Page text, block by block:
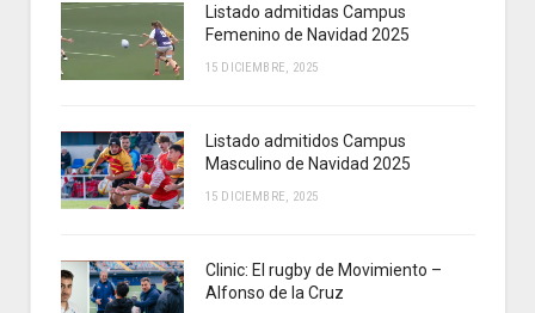
Listado admitidas Campus
Femenino de Navidad 2025
15 DICIEMBRE, 2025
Listado admitidos Campus
Masculino de Navidad 2025
15 DICIEMBRE, 2025
Clinic: El rugby de Movimiento –
Alfonso de la Cruz